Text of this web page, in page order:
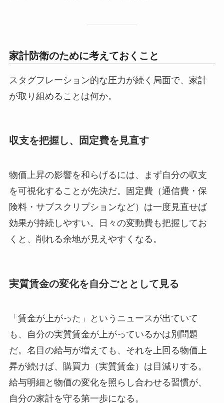
家計防衛のために考えておくこと
スタグフレーション的な圧力が続く局面で、家計
が取り組めることは何か。
収支を把握し、固定費を見直す
物価上昇の影響を和らげるには、まず自分の収支
を可視化することが先決だ。固定費（通信費・保
険料・サブスクリプションなど）は一度見直せば
効果が持続しやすい。日々の変動費も把握してお
くと、削れる余地が見えやすくなる。
実質賃金の変化を自分ごととして見る
「賃金が上がった」というニュースが出ていて
も、自分の実質賃金が上がっているかは別問題
だ。名目の給与が増えても、それを上回る物価上
昇が続けば、購買力（実質賃金）は目減りする。
給与明細と物価の変化を照らし合わせる習慣が、
自分の家計を守る第一歩になる。